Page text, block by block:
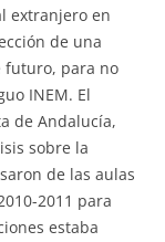
extranjero en
de una
futuro, para no
INEM. El
de Andalucía,
sobre la
de las aulas
2011 para
estaba